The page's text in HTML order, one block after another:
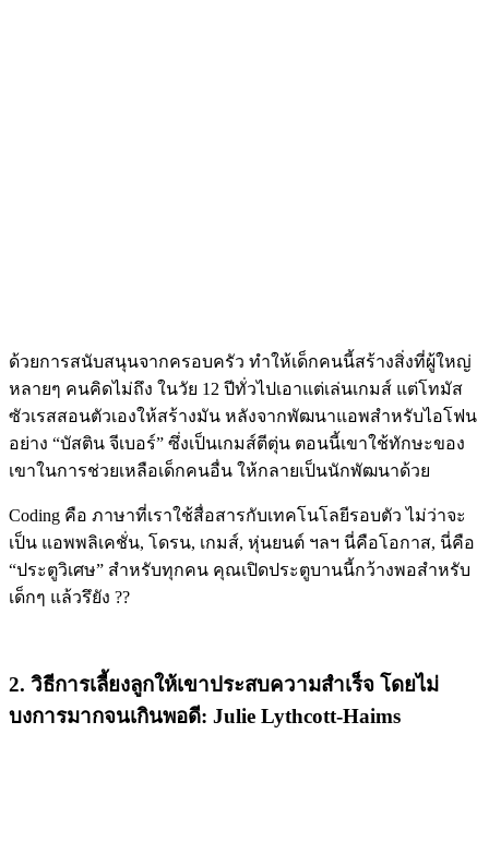
ด้วยการสนับสนุนจากครอบครัว ทำให้เด็กคนนี้สร้างสิ่งที่ผู้ใหญ่
หลายๆ คนคิดไม่ถึง ในวัย 12 ปีทั่วไปเอาแต่เล่นเกมส์ แต่โทมัส
ซัวเรสสอนตัวเองให้สร้างมัน หลังจากพัฒนาแอพสำหรับไอโฟน
อย่าง “บัสติน จีเบอร์” ซึ่งเป็นเกมส์ตีตุ่น ตอนนี้เขาใช้ทักษะของ
เขาในการช่วยเหลือเด็กคนอื่น ให้กลายเป็นนักพัฒนาด้วย
Coding คือ ภาษาที่เราใช้สื่อสารกับเทคโนโลยีรอบตัว ไม่ว่าจะ
เป็น แอพพลิเคชั่น, โดรน, เกมส์, หุ่นยนต์ ฯลฯ นี่คือโอกาส, นี่คือ
“ประตูวิเศษ” สำหรับทุกคน คุณเปิดประตูบานนี้กว้างพอสำหรับ
เด็กๆ แล้วรึยัง ??
2. วิธีการเลี้ยงลูกให้เขาประสบความสำเร็จ โดยไม่
บงการมากจนเกินพอดี: Julie Lythcott-Haims